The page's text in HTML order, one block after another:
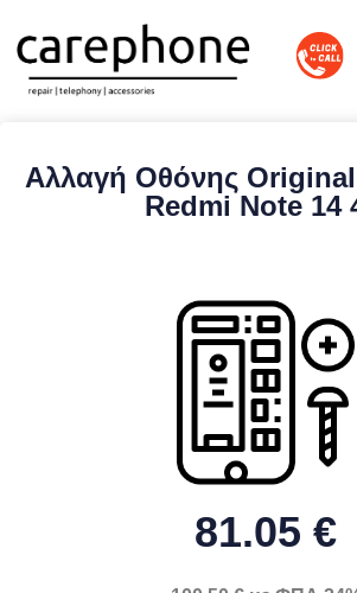
Αλλαγή Οθόνης Original
Redmi Note 14
81.05 €